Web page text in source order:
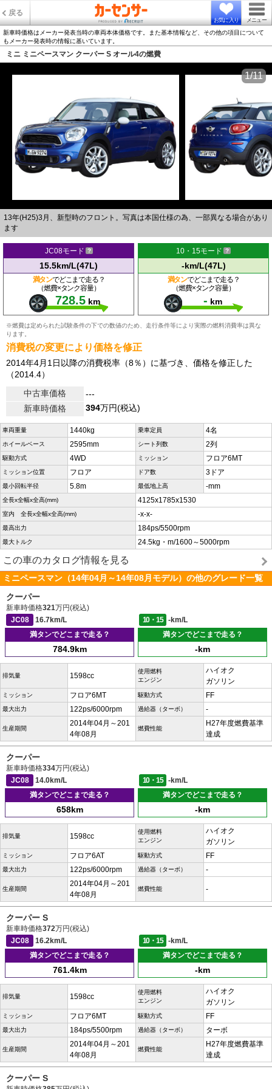
戻る
お気に入り メニュー
新車時価格はメーカー発表当時の車両本体価格です。また基本情報など、その他の項目について
もメーカー発表時の情報に基いています。
ミニ ミニペースマン クーパー S オール4の燃費
13年(H25)3月、新型時のフロント。写真は本国仕様の為、一部異なる場合があり
ます
1/11
JC08モード
15.5km/L(47L)
満タンでどこまで走る？
（燃費×タンク容量）
728.5 km
10・15モード
-km/L(47L)
満タンでどこまで走る？
（燃費×タンク容量）
- km
※燃費は定められた試験条件の下での数値のため、走行条件等により実際の燃料消費率は異な
ります。
消費税の変更により価格を修正
2014年4月1日以降の消費税率（8％）に基づき、価格を修正した
（2014.4）
中古車価格
---
新車時価格
394万円(税込)
車両重量 1440kg 乗車定員 4名
ホイールベース 2595mm シート列数 2列
駆動方式 4WD ミッション フロア6MT
ミッション位置 フロア ドア数 3ドア
最小回転半径 5.8m 最低地上高 -mm
全長x全幅x全高(mm) 4125x1785x1530
室内 全長x全幅x全高(mm) -x-x-
最高出力 184ps/5500rpm
最大トルク 24.5kg・m/1600～5000rpm
この車のカタログ情報を見る
ミニペースマン（14年04月～14年08月モデル）の他のグレード一覧
クーパー
新車時価格321万円(税込)
JC08
16.7km/L 10・15
-km/L
満タンでどこまで走る？
784.9km
満タンでどこまで走る？
-km
排気量 1598cc
使用燃料
エンジン
ハイオク
ガソリン
ミッション フロア6MT 駆動方式 FF
最大出力 122ps/6000rpm 過給器（ターボ） -
生産期間
2014年04月～201
4年08月
燃費性能
H27年度燃費基準
達成
クーパー
新車時価格334万円(税込)
JC08
14.0km/L 10・15
-km/L
満タンでどこまで走る？
658km
満タンでどこまで走る？
-km
排気量 1598cc
使用燃料
エンジン
ハイオク
ガソリン
ミッション フロア6AT 駆動方式 FF
最大出力 122ps/6000rpm 過給器（ターボ） -
生産期間
2014年04月～201
4年08月
燃費性能 -
クーパー S
新車時価格372万円(税込)
JC08
16.2km/L 10・15
-km/L
満タンでどこまで走る？
761.4km
満タンでどこまで走る？
-km
排気量 1598cc
使用燃料
エンジン
ハイオク
ガソリン
ミッション フロア6MT 駆動方式 FF
最大出力 184ps/5500rpm 過給器（ターボ） ターボ
生産期間
2014年04月～201
4年08月
燃費性能
H27年度燃費基準
達成
クーパー S